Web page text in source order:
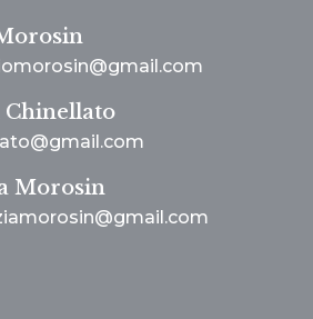
Chinellato
Morosin